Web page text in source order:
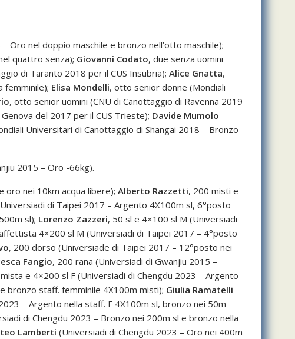
Oro nel doppio maschile e bronzo nell’otto maschile);
quattro senza); Giovanni Codato, due senza uomini
di Taranto 2018 per il CUS Insubria); Alice Gnatta,
femminile); Elisa Mondelli, otto senior donne (Mondiali
, otto senior uomini (CNU di Canottaggio di Ravenna 2019
del 2017 per il CUS Trieste); Davide Mumolo
Universitari di Canottaggio di Shangai 2018 – Bronzo
2015 – Oro -66kg).
oro nei 10km acqua libere); Alberto Razzetti, 200 misti e
di Taipei 2017 – Argento 4X100m sl, 6°posto
sl); Lorenzo Zazzeri, 50 sl e 4×100 sl M (Universiadi
4×200 sl M (Universiadi di Taipei 2017 – 4°posto
, 200 dorso (Universiade di Taipei 2017 – 12°posto nei
Fangio, 200 rana (Universiadi di Gwanjiu 2015 –
e 4×200 sl F (Universiadi di Chengdu 2023 – Argento
bronzo staff. femminile 4X100m misti); Giulia Ramatelli
– Argento nella staff. F 4X100m sl, bronzo nei 50m
di Chengdu 2023 – Bronzo nei 200m sl e bronzo nella
Lamberti (Universiadi di Chengdu 2023 – Oro nei 400m